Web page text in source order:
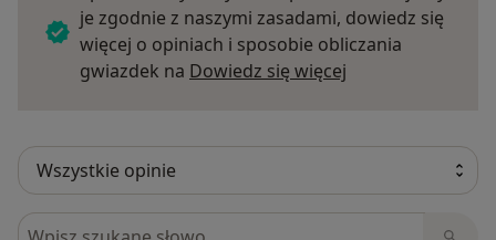
je zgodnie z naszymi zasadami, dowiedz się
więcej o opiniach i sposobie obliczania
gwiazdek na Dowiedz się więcej
Szukaj w opiniach